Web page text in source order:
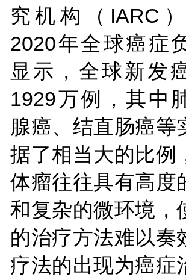
究机构（IARC
2020年全球癌症
显示，全球新发
1929万例，其中
腺癌、结直肠癌等
据了相当大的比例
体瘤往往具有高度
和复杂的微环境，
的治疗方法难以奏
疗法的出现为癌症